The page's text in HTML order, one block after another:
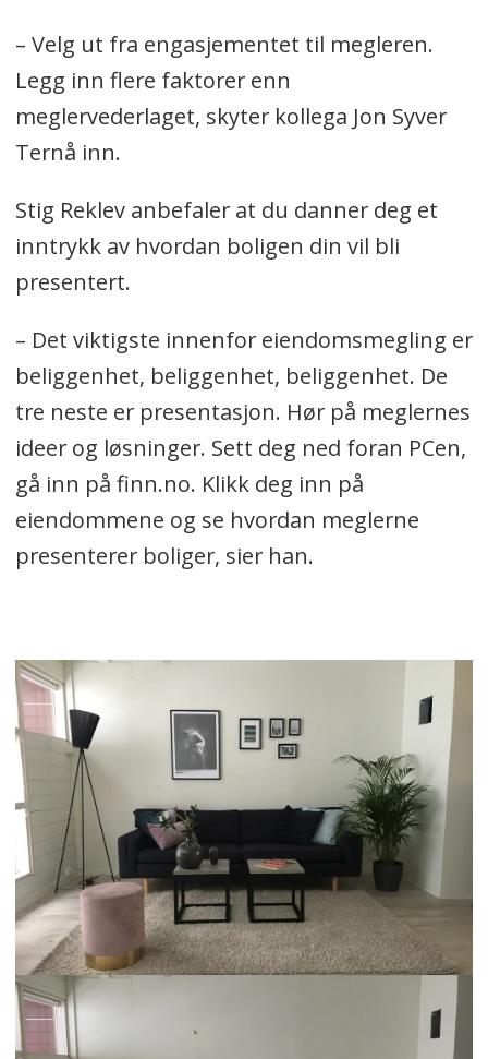
– Velg ut fra engasjementet til megleren.
Legg inn flere faktorer enn
meglervederlaget, skyter kollega Jon Syver
Ternå inn.
Stig Reklev anbefaler at du danner deg et
inntrykk av hvordan boligen din vil bli
presentert.
– Det viktigste innenfor eiendomsmegling er
beliggenhet, beliggenhet, beliggenhet. De
tre neste er presentasjon. Hør på meglernes
ideer og løsninger. Sett deg ned foran PCen,
gå inn på finn.no. Klikk deg inn på
eiendommene og se hvordan meglerne
presenterer boliger, sier han.